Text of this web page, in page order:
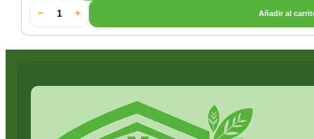
Cerámica Especial Verde
Cerámica Gris
Cerámica Negra
− + Añadir al